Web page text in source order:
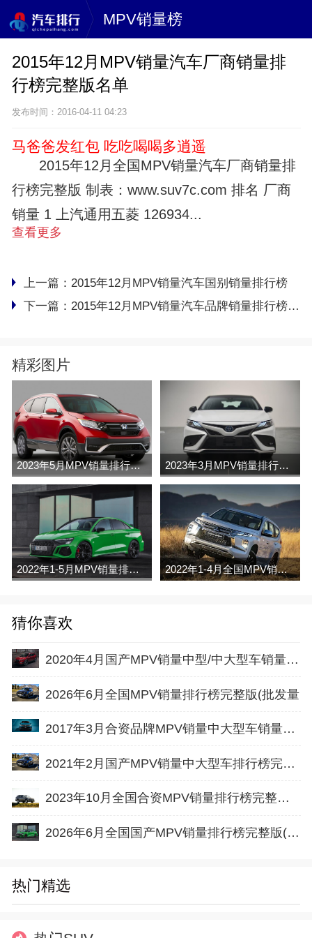
MPV销量榜
2015年12月MPV销量汽车厂商销量排
行榜完整版名单
发布时间：2016-04-11 04:23
马爸爸发红包 吃吃喝喝多逍遥
2015年12月全国MPV销量汽车厂商销量排
行榜完整版 制表：www.suv7c.com 排名 厂商
销量 1 上汽通用五菱 126934...
查看更多
上一篇： 2015年12月MPV销量汽车国别销量排行榜
下一篇： 2015年12月MPV销量汽车品牌销量排行榜完整版名单
精彩图片
2023年5月MPV销量排行榜完整版名单 2023年3月MPV销量排行榜完整版名单
2022年1-5月MPV销量排行榜 2022年1-4月全国MPV销量排行榜完整版
猜你喜欢
2020年4月国产MPV销量中型/中大型车销量排行榜完整版名单
2026年6月全国MPV销量排行榜完整版(批发量
2017年3月合资品牌MPV销量中大型车销量排行榜完整版名单
2021年2月国产MPV销量中大型车排行榜完整版名单
2023年10月全国合资MPV销量排行榜完整版(批发量
2026年6月全国国产MPV销量排行榜完整版(批发量
热门精选